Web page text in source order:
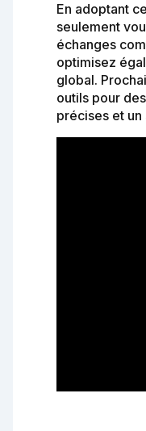
En adoptant
seulement
échanges
optimisez
global.
outils pour
précises et